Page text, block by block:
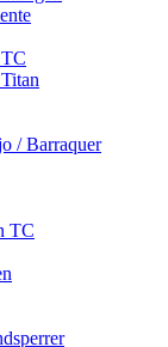
/ Barraquer
TC